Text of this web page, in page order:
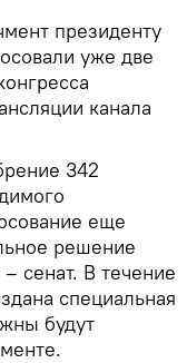
президенту
уже две
канала
342
еще
решение
сенат. В течение
специальная
будут